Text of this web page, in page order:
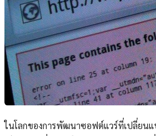
ในโลกของการพัฒนาซอฟต์แวร์ที่เปลี่ยนแ